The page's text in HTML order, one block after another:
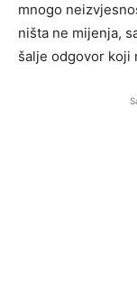
mnogo
ništa ne mijenja,
šalje odgovor koji